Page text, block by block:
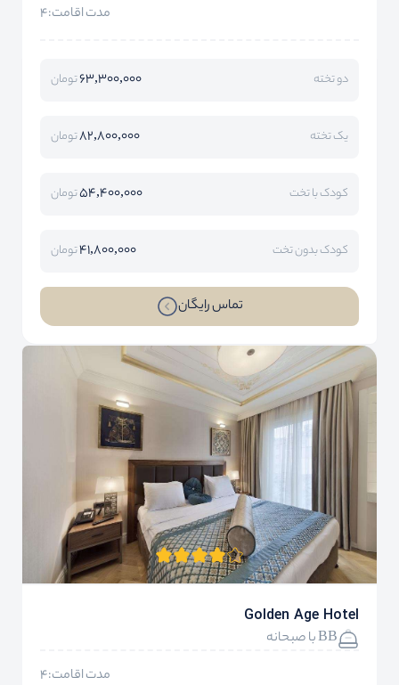
مدت اقامت:4
دو تخته 63,300,000تومان
یک تخته 82,800,000تومان
کودک با تخت 54,400,000تومان
کودک بدون تخت 41,800,000تومان
تماس رایگان
Golden Age Hotel
BB با صبحانه
مدت اقامت:4